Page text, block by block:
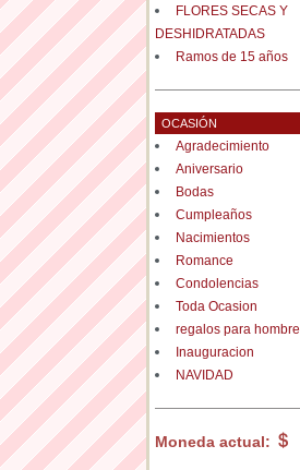
FLORES SECAS Y
DESHIDRATADAS
Ramos de 15 años
OCASIÓN
Agradecimiento
Aniversario
Bodas
Cumpleaños
Nacimientos
Romance
Condolencias
Toda Ocasion
regalos para hombre
Inauguracion
NAVIDAD
Moneda actual: